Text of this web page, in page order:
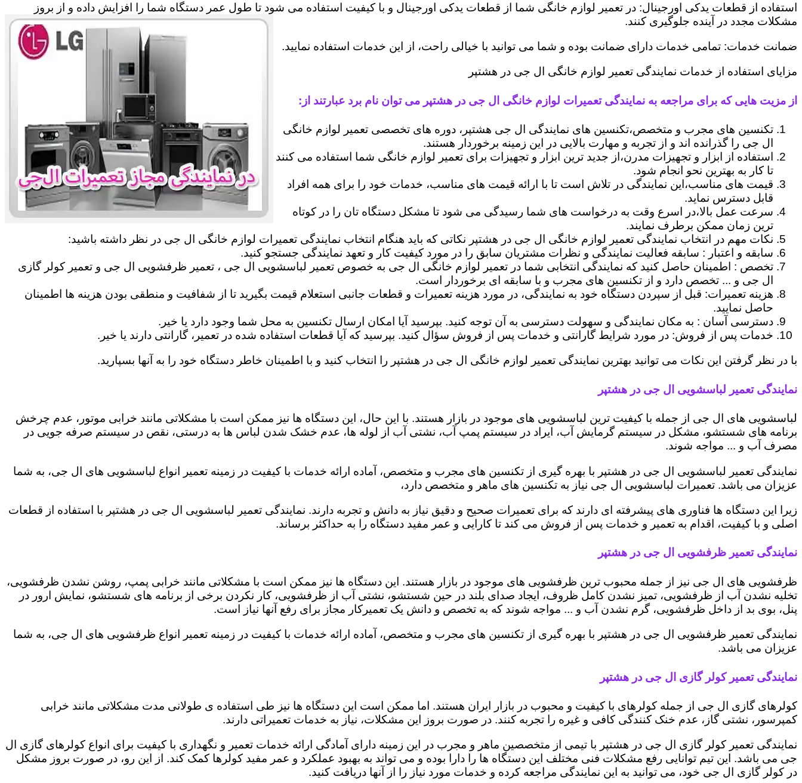
استفاده از قطعات یدکی اورجینال: در تعمیر لوازم خانگی شما از قطعات یدکی اورجینال و با کیفیت استفاده می شود تا طول عمر دستگاه شما را افزایش داده و از بروز
مشکلات مجدد در آینده جلوگیری کنند.
ضمانت خدمات: تمامی خدمات دارای ضمانت بوده و شما می توانید با خیالی راحت، از این خدمات استفاده نمایید.
مزایای استفاده از خدمات نمایندگی تعمیر لوازم خانگی ال جی در هشتپر
از مزیت هایی که برای مراجعه به نمایندگی تعمیرات لوازم خانگی ال جی در هشتپر می توان نام برد عبارتند از:
تکنسین های مجرب و متخصص،تکنسین های نمایندگی ال جی هشتپر، دوره های تخصصی تعمیر لوازم خانگی
ال جی را گذرانده اند و از تجربه و مهارت بالایی در این زمینه برخوردار هستند.
استفاده از ابزار و تجهیزات مدرن،از جدید ترین ابزار و تجهیزات برای تعمیر لوازم خانگی شما استفاده می کنند
تا کار به بهترین نحو انجام شود.
قیمت های مناسب،این نمایندگی در تلاش است تا با ارائه قیمت های مناسب، خدمات خود را برای همه افراد
قابل دسترس نماید.
سرعت عمل بالا،در اسرع وقت به درخواست های شما رسیدگی می شود تا مشکل دستگاه تان را در کوتاه
ترین زمان ممکن برطرف نمایند.
نکات مهم در انتخاب نمایندگی تعمیر لوازم خانگی ال جی در هشتپر نکاتی که باید هنگام انتخاب نمایندگی تعمیرات لوازم خانگی ال جی در نظر داشته باشید:
سابقه و اعتبار : سابقه فعالیت نمایندگی و نظرات مشتریان سابق را در مورد کیفیت کار و تعهد نمایندگی جستجو کنید.
تخصص : اطمینان حاصل کنید که نمایندگی انتخابی شما در تعمیر لوازم خانگی ال جی به خصوص تعمیر لباسشویی ال جی ، تعمیر ظرفشویی ال جی و تعمیر کولر گازی
ال جی و ... تخصص دارد و از تکنسین های مجرب و با سابقه ای برخوردار است.
هزینه تعمیرات: قبل از سپردن دستگاه خود به نمایندگی، در مورد هزینه تعمیرات و قطعات جانبی استعلام قیمت بگیرید تا از شفافیت و منطقی بودن هزینه ها اطمینان
حاصل نمایید.
دسترسی آسان : به مکان نمایندگی و سهولت دسترسی به آن توجه کنید. بپرسید آیا امکان ارسال تکنسین به محل شما وجود دارد یا خیر.
خدمات پس از فروش: در مورد شرایط گارانتی و خدمات پس از فروش سؤال کنید. بپرسید که آیا قطعات استفاده شده در تعمیر، گارانتی دارند یا خیر.
با در نظر گرفتن این نکات می توانید بهترین نمایندگی تعمیر لوازم خانگی ال جی در هشتپر را انتخاب کنید و با اطمینان خاطر دستگاه خود را به آنها بسپارید.
نمایندگی تعمیر لباسشویی ال جی در هشتپر
لباسشویی های ال جی از جمله با کیفیت ترین لباسشویی های موجود در بازار هستند. با این حال، این دستگاه ها نیز ممکن است با مشکلاتی مانند خرابی موتور، عدم چرخش
برنامه های شستشو، مشکل در سیستم گرمایش آب، ایراد در سیستم پمپ آب، نشتی آب از لوله ها، عدم خشک شدن لباس ها به درستی، نقص در سیستم صرفه جویی در
مصرف آب و ... مواجه شوند.
نمایندگی تعمیر لباسشویی ال جی در هشتپر با بهره گیری از تکنسین های مجرب و متخصص، آماده ارائه خدمات با کیفیت در زمینه تعمیر انواع لباسشویی های ال جی، به شما
عزیزان می باشد. تعمیرات لباسشویی ال جی نیاز به تکنسین های ماهر و متخصص دارد،
زیرا این دستگاه ها فناوری های پیشرفته ای دارند که برای تعمیرات صحیح و دقیق نیاز به دانش و تجربه دارند. نمایندگی تعمیر لباسشویی ال جی در هشتپر با استفاده از قطعات
اصلی و با کیفیت، اقدام به تعمیر و خدمات پس از فروش می کند تا کارایی و عمر مفید دستگاه را به حداکثر برساند.
نمایندگی تعمیر ظرفشویی ال جی در هشتپر
ظرفشویی های ال جی نیز از جمله محبوب ترین ظرفشویی های موجود در بازار هستند. این دستگاه ها نیز ممکن است با مشکلاتی مانند خرابی پمپ، روشن نشدن ظرفشویی،
تخلیه نشدن آب از ظرفشویی، تمیز نشدن کامل ظروف، ایجاد صدای بلند در حین شستشو، نشتی آب از ظرفشویی، کار نکردن برخی از برنامه های شستشو، نمایش ارور در
پنل، بوی بد از داخل ظرفشویی، گرم نشدن آب و ... مواجه شوند که به تخصص و دانش یک تعمیرکار مجاز برای رفع آنها نیاز است.
نمایندگی تعمیر ظرفشویی ال جی در هشتپر با بهره گیری از تکنسین های مجرب و متخصص، آماده ارائه خدمات با کیفیت در زمینه تعمیر انواع ظرفشویی های ال جی، به شما
عزیزان می باشد.
نمایندگی تعمیر کولر گازی ال جی در هشتپر
کولرهای گازی ال جی از جمله کولرهای با کیفیت و محبوب در بازار ایران هستند. اما ممکن است این دستگاه ها نیز طی استفاده ی طولانی مدت مشکلاتی مانند خرابی
کمپرسور، نشتی گاز، عدم خنک کنندگی کافی و غیره را تجربه کنند. در صورت بروز این مشکلات، نیاز به خدمات تعمیراتی دارند.
نمایندگی تعمیر کولر گازی ال جی در هشتپر با تیمی از متخصصین ماهر و مجرب در این زمینه دارای آمادگی ارائه خدمات تعمیر و نگهداری با کیفیت برای انواع کولرهای گازی ال
جی می باشد. این تیم توانایی رفع مشکلات فنی مختلف این دستگاه ها را دارا بوده و می تواند به بهبود عملکرد و عمر مفید کولرها کمک کند. از این رو، در صورت بروز مشکل
در کولر گازی ال جی خود، می توانید به این نمایندگی مراجعه کرده و خدمات مورد نیاز را از آنها دریافت کنید.